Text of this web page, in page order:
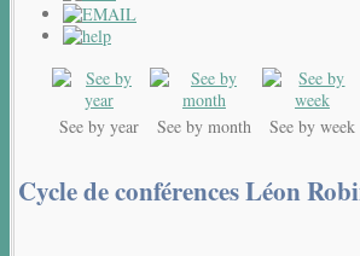
See by year See by month See by week
Cycle de conférences Léon